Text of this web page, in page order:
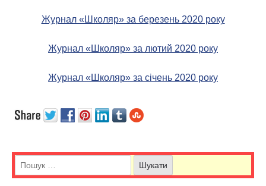
Журнал «Школяр» за березень 2020 року
Журнал «Школяр» за лютий 2020 року
Журнал «Школяр» за січень 2020 року